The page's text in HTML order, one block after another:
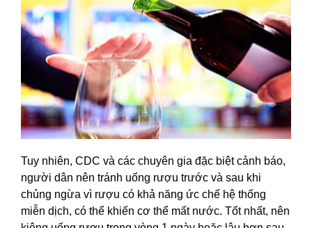
Tuy nhiên, CDC và các chuyên gia đặc biệt cảnh báo,
người dân nên tránh uống rượu trước và sau khi
chủng ngừa vì rượu có khả năng ức chế hệ thống
miễn dịch, có thể khiến cơ thể mất nước. Tốt nhất, nên